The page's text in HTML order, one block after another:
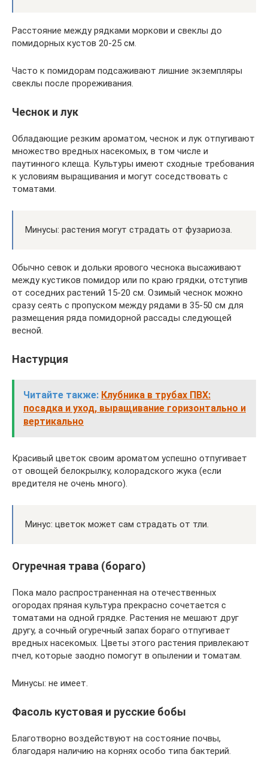
Расстояние между рядками моркови и свеклы до
помидорных кустов 20-25 см.
Часто к помидорам подсаживают лишние экземпляры
свеклы после прореживания.
Чеснок и лук
Обладающие резким ароматом, чеснок и лук отпугивают
множество вредных насекомых, в том числе и
паутинного клеща. Культуры имеют сходные требования
к условиям выращивания и могут соседствовать с
томатами.
Минусы: растения могут страдать от фузариоза.
Обычно севок и дольки ярового чеснока высаживают
между кустиков помидор или по краю грядки, отступив
от соседних растений 15-20 см. Озимый чеснок можно
сразу сеять с пропуском между рядами в 35-50 см для
размещения ряда помидорной рассады следующей
весной.
Настурция
Читайте также: Клубника в трубах ПВХ:
посадка и уход, выращивание горизонтально и
вертикально
Красивый цветок своим ароматом успешно отпугивает
от овощей белокрылку, колорадского жука (если
вредителя не очень много).
Минус: цветок может сам страдать от тли.
Огуречная трава (бораго)
Пока мало распространенная на отечественных
огородах пряная культура прекрасно сочетается с
томатами на одной грядке. Растения не мешают друг
другу, а сочный огуречный запах бораго отпугивает
вредных насекомых. Цветы этого растения привлекают
пчел, которые заодно помогут в опылении и томатам.
Минусы: не имеет.
Фасоль кустовая и русские бобы
Благотворно воздействуют на состояние почвы,
благодаря наличию на корнях особо типа бактерий.